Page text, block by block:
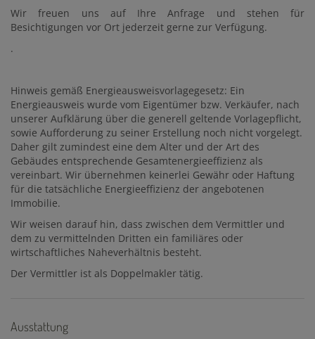
Wir freuen uns auf Ihre Anfrage und stehen für
Besichtigungen vor Ort jederzeit gerne zur Verfügung.
.
Hinweis gemäß Energieausweisvorlagegesetz: Ein
Energieausweis wurde vom Eigentümer bzw. Verkäufer, nach
unserer Aufklärung über die generell geltende Vorlagepflicht,
sowie Aufforderung zu seiner Erstellung noch nicht vorgelegt.
Daher gilt zumindest eine dem Alter und der Art des
Gebäudes entsprechende Gesamtenergieeffizienz als
vereinbart. Wir übernehmen keinerlei Gewähr oder Haftung
für die tatsächliche Energieeffizienz der angebotenen
Immobilie.
Wir weisen darauf hin, dass zwischen dem Vermittler und
dem zu vermittelnden Dritten ein familiäres oder
wirtschaftliches Naheverhältnis besteht.
Der Vermittler ist als Doppelmakler tätig.
Ausstattung